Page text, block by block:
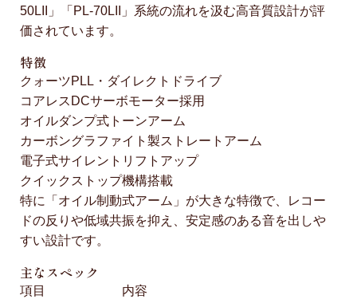
50LII」「PL-70LII」系統の流れを汲む高音質設計が評
価されています。
特徴
クォーツPLL・ダイレクトドライブ
コアレスDCサーボモーター採用
オイルダンプ式トーンアーム
カーボングラファイト製ストレートアーム
電子式サイレントリフトアップ
クイックストップ機構搭載
特に「オイル制動式アーム」が大きな特徴で、レコー
ドの反りや低域共振を抑え、安定感のある音を出しや
すい設計です。
主なスペック
項目
内容